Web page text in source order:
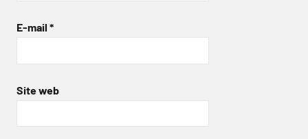
E-mail *
Site web